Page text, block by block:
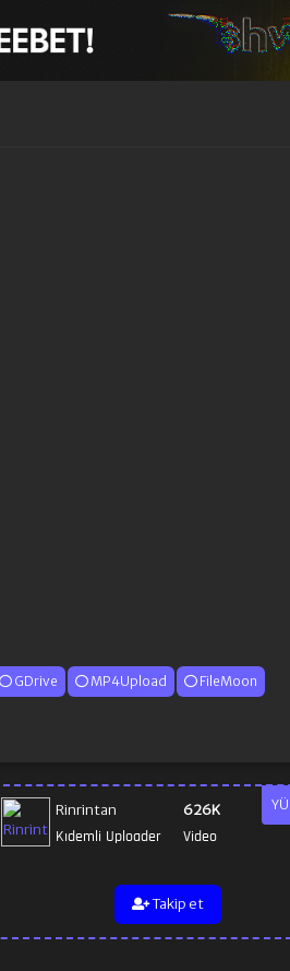
GDrive MP4Upload FileMoon
Rinrintan
Kıdemli Uploader
626K
Video
Takip et